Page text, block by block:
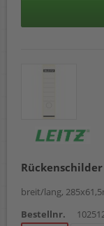
breit/lang,
Bestellnr.